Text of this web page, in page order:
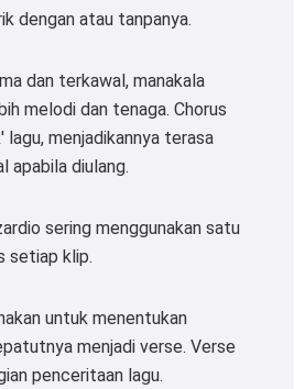
dengan atau tanpanya.
dan terkawal, manakala
melodi dan tenaga. Chorus
lagu, menjadikannya terasa
apabila diulang.
sering menggunakan satu
setiap klip.
untuk menentukan
menjadi verse. Verse
penceritaan lagu.